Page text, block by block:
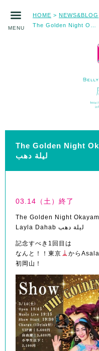
MENU
HOME > NEWS&BLOG
The Golden Night
ليلة دهب
03.14（土）終了
The Golden Night
Layla Dahab ليلة دهب
記念すべき1回目は
なんと！！東京
から
初岡山！